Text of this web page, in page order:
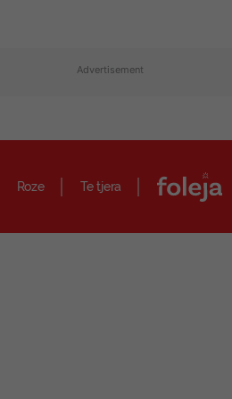
Advertisement
Roze Te tjera